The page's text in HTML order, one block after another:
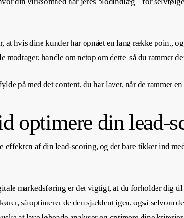
at hvis dine kunder har opnået en lang række point,
modtager, handle om netop om dette, så du rammer
på med det content, du har lavet, når de rammer
optimere din lead-
effekten af din lead-scoring, og det bare tikker ind
markedsføring er det vigtigt, at du forholder dig
så optimerer de den sjældent igen, også selvom